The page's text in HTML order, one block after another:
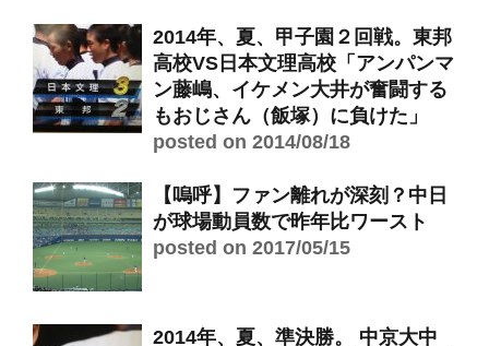
2014年、夏、甲子園２回戦。東邦
高校VS日本文理高校「アンパンマ
ン藤嶋、イケメン大井が奮闘する
もおじさん（飯塚）に負けた」
posted on 2014/08/18
【嗚呼】ファン離れが深刻？中日
が球場動員数で昨年比ワースト
posted on 2017/05/15
2014年、夏、準決勝。 中京大中